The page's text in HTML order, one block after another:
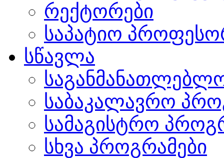
რექტორები
საპატიო
სწავლა
საბაკალავრო
სამაგისტრო
სხვა პროგრამები